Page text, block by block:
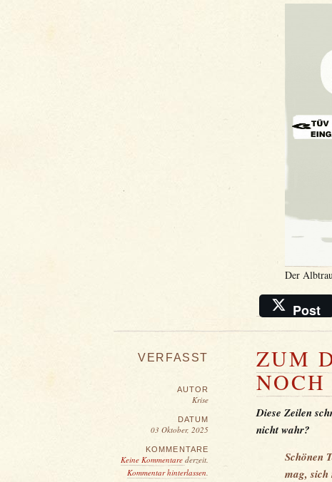
Der
Post
VERFASST
AUTOR
Krise
DATUM
03 Oktober, 2025
KOMMENTARE
Keine Kommentare derzeit.
Kommentar hinterlassen
ZUM
Diese Zeilen
nicht wahr?
Schönen
mag,